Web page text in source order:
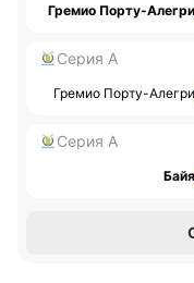
Гремио Порту-Алегри
Серия А
Гремио Порту-Алегри
Серия А
Байя